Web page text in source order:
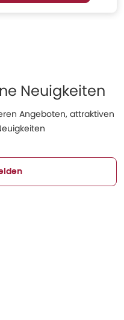
Neuigkeiten
Angeboten, attraktiven